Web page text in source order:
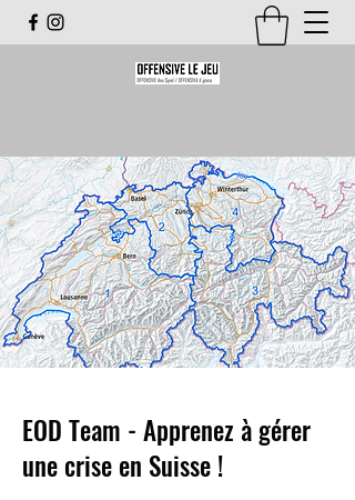
EOD Team - Apprenez à gérer
une crise en Suisse !